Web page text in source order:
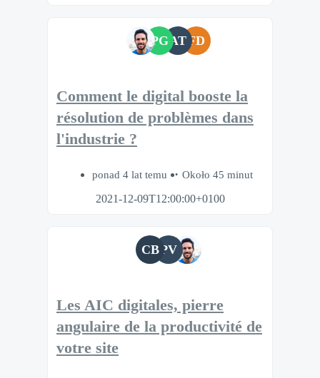
PG AT FD
Comment le digital booste la
résolution de problèmes dans
l'industrie ?
ponad 4 lat temu
Około 45 minut
2021-12-09T12:00:00+0100
CB PV
Les AIC digitales, pierre
angulaire de la productivité de
votre site